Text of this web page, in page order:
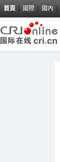
首頁 國際 國內